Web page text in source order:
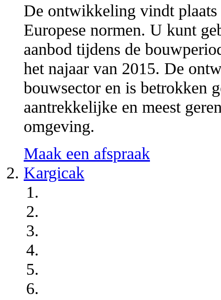
De ontwikkeling vindt plaats
Europese normen. U kunt
aanbod tijdens de
het najaar van 2015. De
bouwsector en is betrokken
aantrekkelijke en meest
omgeving.
Maak een afspraak
Kargicak